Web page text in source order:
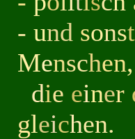
- und sonst
Menschen,
die einer
gleichen.